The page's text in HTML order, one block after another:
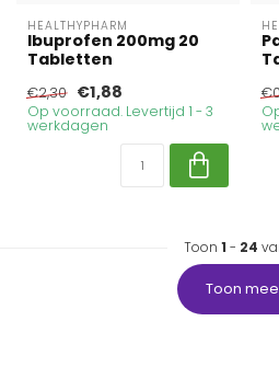
HEALTHYPHARM
Ibuprofen 200mg 20
Tabletten
€2,30 €1,88
Op voorraad. Levertijd 1 - 3
werkdagen
Toon 1 - 24
Toon